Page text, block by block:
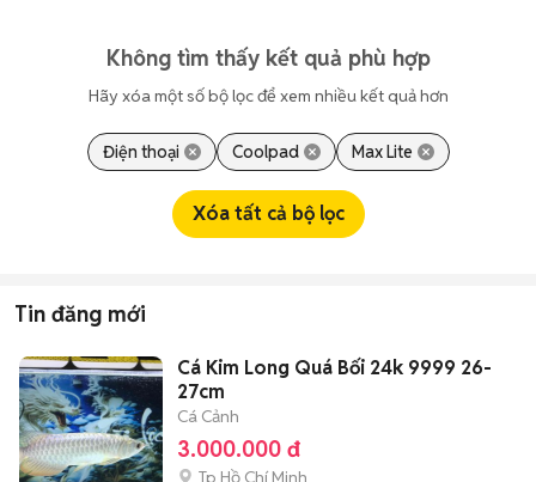
Không tìm thấy kết quả phù hợp
Hãy xóa một số bộ lọc để xem nhiều kết quả hơn
Điện thoại Coolpad Max Lite
Xóa tất cả bộ lọc
Tin đăng mới
Cá Kim Long Quá Bối 24k 9999 26-
27cm
Cá Cảnh
3.000.000 đ
Tp Hồ Chí Minh